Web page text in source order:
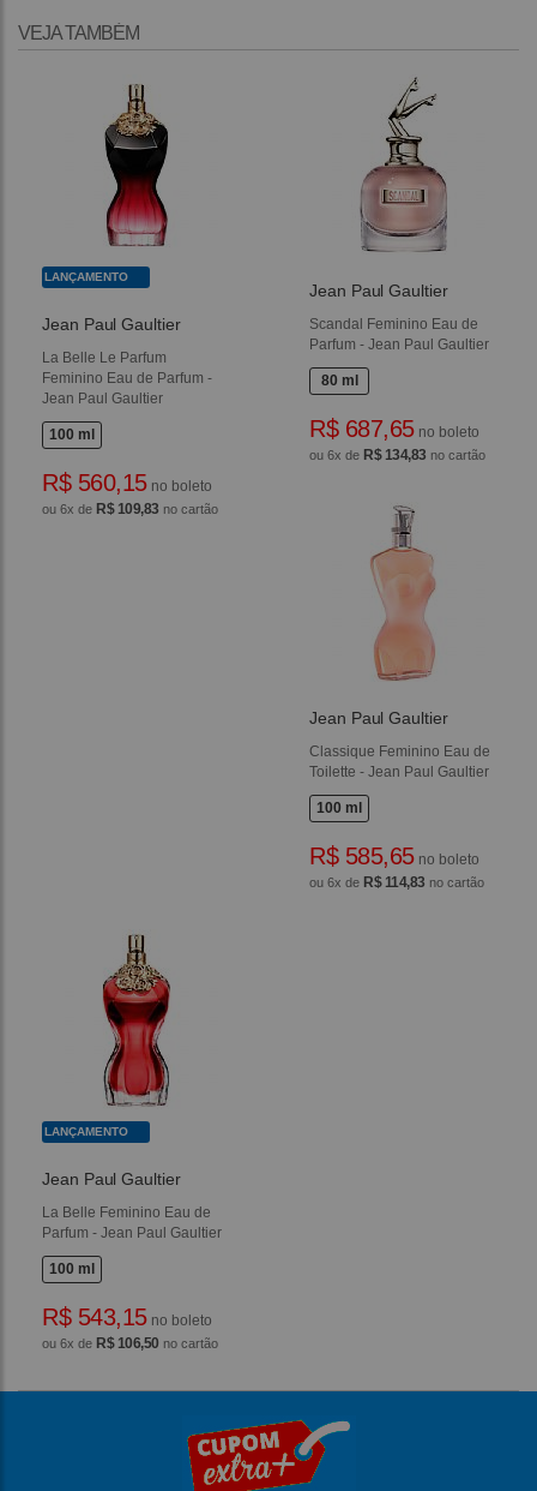
VEJA TAMBÉM
LANÇAMENTO
Jean Paul Gaultier
La Belle Le Parfum
Feminino Eau de Parfum -
Jean Paul Gaultier
100 ml
R$ 560,15no boleto
ou 6x de R$ 109,83 no cartão
Jean Paul Gaultier
Scandal Feminino Eau de
Parfum - Jean Paul Gaultier
80 ml
R$ 687,65no boleto
ou 6x de R$ 134,83 no cartão
Jean Paul Gaultier
Classique Feminino Eau de
Toilette - Jean Paul Gaultier
100 ml
R$ 585,65no boleto
ou 6x de R$ 114,83 no cartão
LANÇAMENTO
Jean Paul Gaultier
La Belle Feminino Eau de
Parfum - Jean Paul Gaultier
100 ml
R$ 543,15no boleto
ou 6x de R$ 106,50 no cartão